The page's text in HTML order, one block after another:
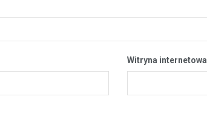
Witryna internetowa